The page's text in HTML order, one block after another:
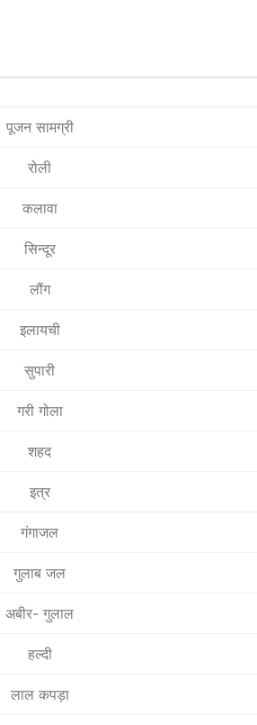
पूजन सामग्री
रोली
कलावा
सिन्दूर
लौंग
इलायची
सुपारी
गरी गोला
शहद
इत्र
गंगाजल
गुलाब जल
अबीर- गुलाल
हल्दी
लाल कपड़ा